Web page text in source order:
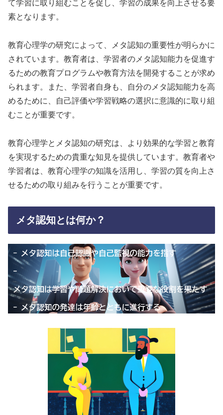
て学習に取り組むことを促し、学習の成果を向上させる要
素となります。
教育心理学の研究によって、メタ認知の重要性が明らかに
されています。教育者は、学習者のメタ認知能力を促進す
るための教育プログラムや教育方法を開発することが求め
られます。また、学習者自身も、自分のメタ認知能力を高
めるために、自己評価や学習戦略の選択に意識的に取り組
むことが重要です。
教育心理学とメタ認知の研究は、より効果的な学習と教育
を実現するための貴重な知見を提供しています。教育者や
学習者は、教育心理学の知識を活用し、学習の質を向上さ
せるための取り組みを行うことが重要です。
メタ認知とは何か？